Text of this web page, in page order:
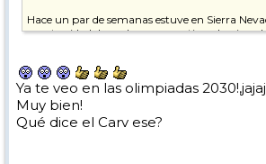
Hace un par de semanas estuve en Sierra
oportunidad de grabarme practicando giros
ambos pares de videos y ver que ha cambiado.
Los dos primeros son los siguientes, donde el
corto y busco llevar el tronco más orientado a
Ya te veo en las olimpiadas
Muy bien!
Qué dice el Carv ese?